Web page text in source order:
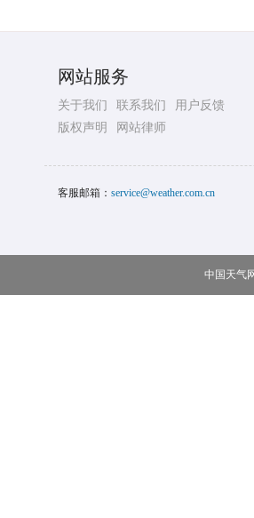
网站服务
关于我们 联系我们
用户反馈
版权声明
网站律师
客服邮箱： service@weather.com.cn
中国天气